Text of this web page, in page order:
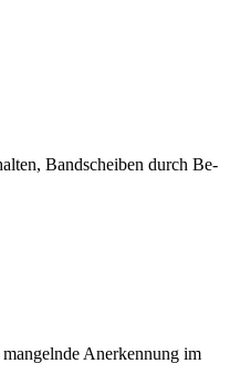
Bandscheiben durch Be-
Anerkennung im